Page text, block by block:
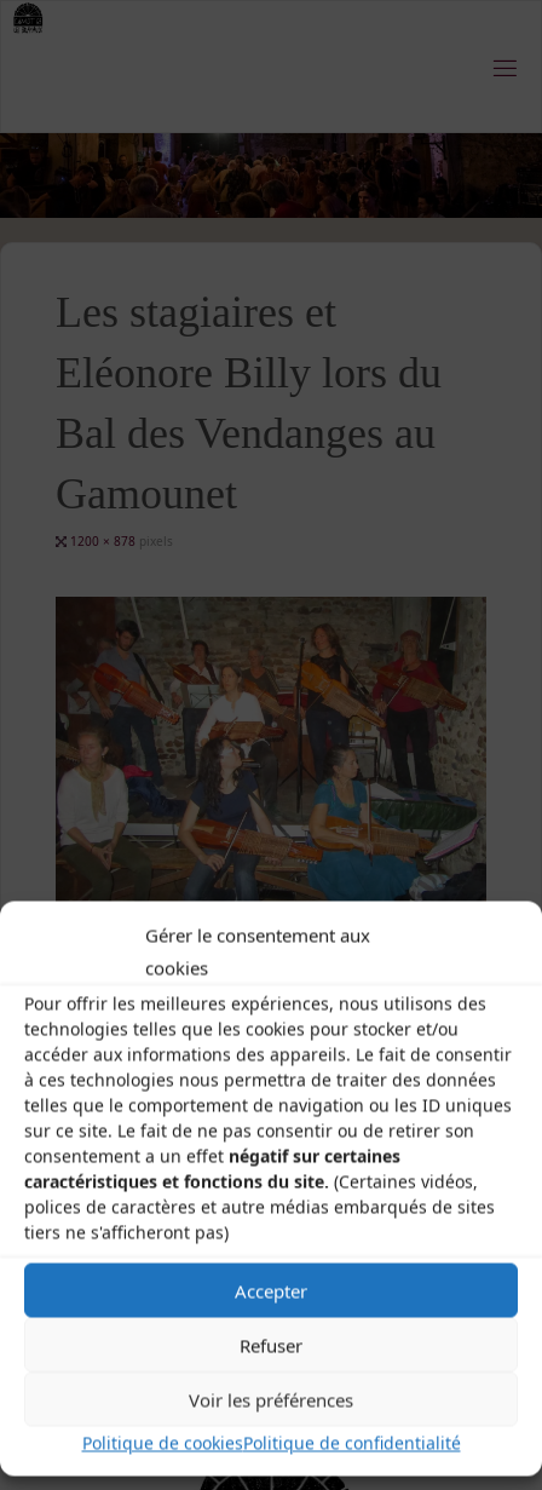
Gérer le consentement aux
cookies
Pour offrir les meilleures expériences, nous utilisons des
technologies telles que les cookies pour stocker et/ou
accéder aux informations des appareils. Le fait de consentir
à ces technologies nous permettra de traiter des données
telles que le comportement de navigation ou les ID uniques
sur ce site. Le fait de ne pas consentir ou de retirer son
consentement a un effet négatif sur certaines
caractéristiques et fonctions du site. (Certaines vidéos,
polices de caractères et autre médias embarqués de sites
tiers ne s'afficheront pas)
Accepter
Refuser
Voir les préférences
Politique de cookiesPolitique de confidentialité
Skip
Les stagiaires et
Eléonore Billy lors du
Bal des Vendanges au
Gamounet
Full1200 × 878 pixels
Previous image
Next image
Les Brayauds-CDMDT63
Le Gamounet
40 rue de la République
63200 Saint-Bonnet-près-Riom